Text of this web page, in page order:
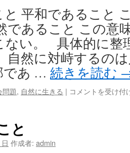
の
は
平和であること
であること この意
ない。 具体的に整
自然に対峙するの
であ … 続きを読む
問題, 自然に生きる | 自
コメントを受け付
と
作成者: admin